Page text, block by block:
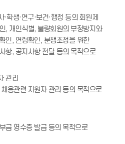
학생·연구·보건·행정 등의 회원제
, 개인식별, 불량회원의 부정방지와
인, 연령확인, 분쟁조정을 위한
항, 공지사항 전달 등의 목적으로
관리
용관련 지원자 관리 등의 목적으로
금 영수증 발급 등의 목적으로